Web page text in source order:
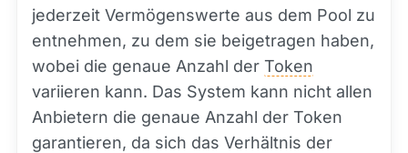
jederzeit Vermögenswerte aus dem Pool zu
entnehmen, zu dem sie beigetragen haben,
wobei die genaue Anzahl der Token
variieren kann. Das System kann nicht allen
Anbietern die genaue Anzahl der Token
garantieren, da sich das Verhältnis der